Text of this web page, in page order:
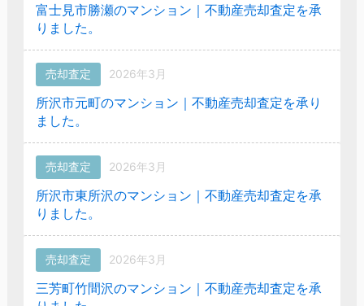
富士見市勝瀬のマンション｜不動産売却査定を承
りました。
売却査定 2026年3月
所沢市元町のマンション｜不動産売却査定を承り
ました。
売却査定 2026年3月
所沢市東所沢のマンション｜不動産売却査定を承
りました。
売却査定 2026年3月
三芳町竹間沢のマンション｜不動産売却査定を承